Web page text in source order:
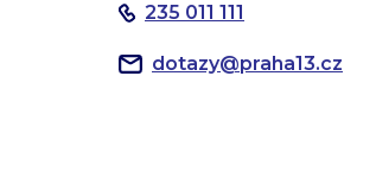
235 011 111
dotazy@praha13.cz